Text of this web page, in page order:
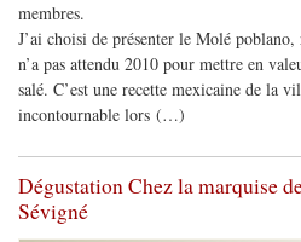
membres.
J’ai choisi de présenter le Molé
n’a pas attendu 2010 pour mettre en
salé. C’est une recette mexicaine de la
incontournable lors (…)
Dégustation Chez la marquise
Sévigné